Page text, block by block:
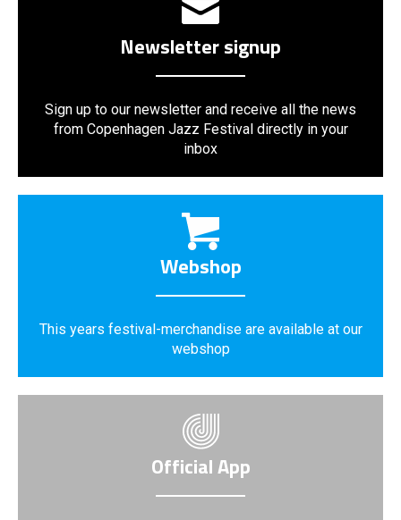
Newsletter signup
Sign up to our newsletter and receive all the news
from Copenhagen Jazz Festival directly in your
inbox
Webshop
This years festival-merchandise are available at our
webshop
Official App